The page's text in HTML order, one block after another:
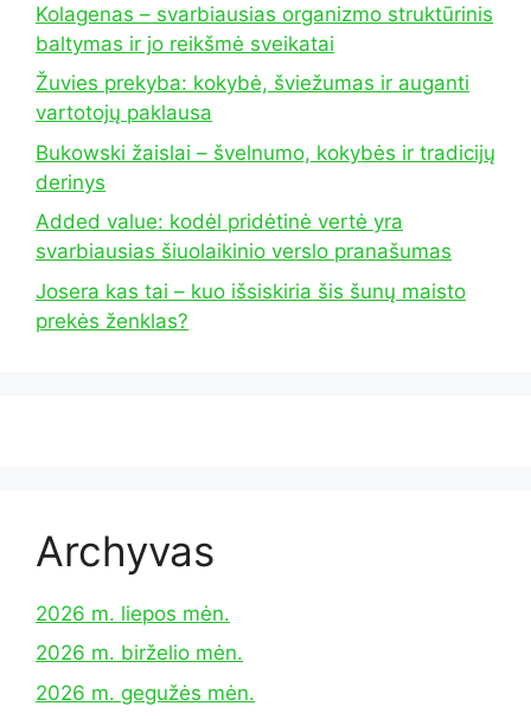
Kolagenas – svarbiausias organizmo struktūrinis
baltymas ir jo reikšmė sveikatai
Žuvies prekyba: kokybė, šviežumas ir auganti
vartotojų paklausa
Bukowski žaislai – švelnumo, kokybės ir tradicijų
derinys
Added value: kodėl pridėtinė vertė yra
svarbiausias šiuolaikinio verslo pranašumas
Josera kas tai – kuo išsiskiria šis šunų maisto
prekės ženklas?
Archyvas
2026 m. liepos mėn.
2026 m. birželio mėn.
2026 m. gegužės mėn.